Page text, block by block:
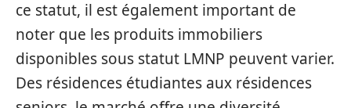
ce statut, il est également important de
noter que les produits immobiliers
disponibles sous statut LMNP peuvent varier.
Des résidences étudiantes aux résidences